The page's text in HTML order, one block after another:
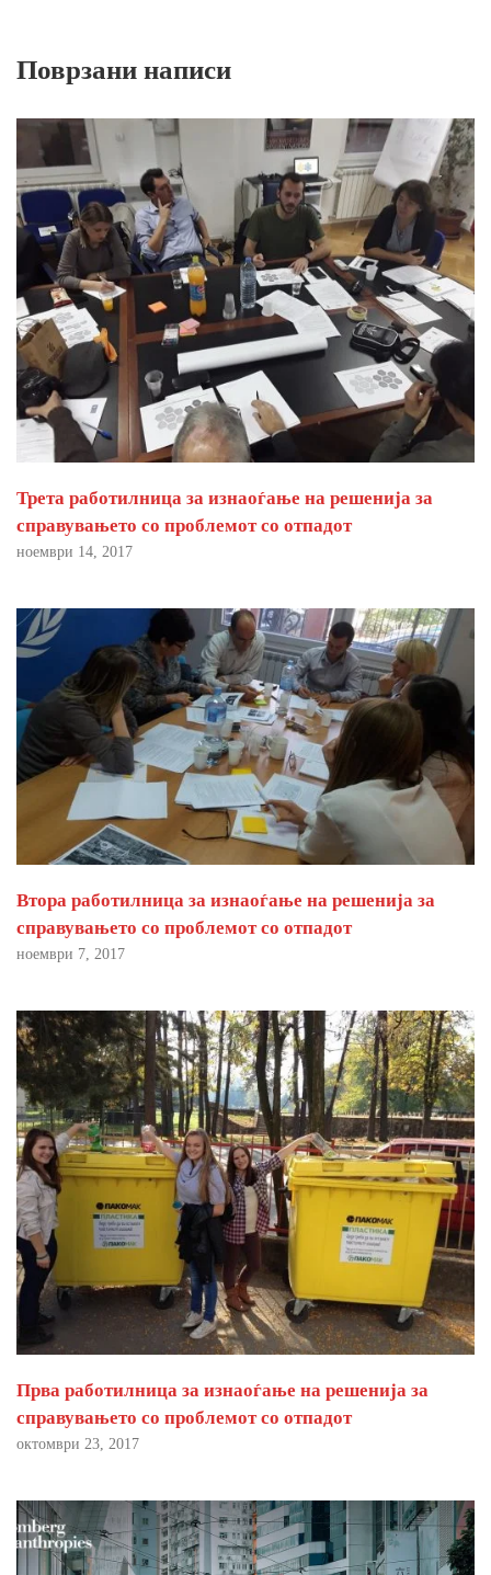
Поврзани написи
Трета работилница за изнаоѓање на решенија за
справувањето со проблемот со отпадот
ноември 14, 2017
Втора работилница за изнаоѓање на решенија за
справувањето со проблемот со отпадот
ноември 7, 2017
Прва работилница за изнаоѓање на решенија за
справувањето со проблемот со отпадот
октомври 23, 2017